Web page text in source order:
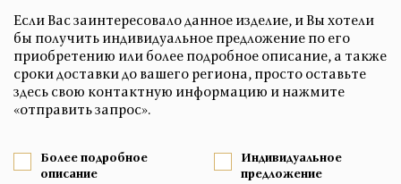
Если Вас заинтересовало данное изделие, и Вы хотели
бы получить индивидуальное предложение по его
приобретению или более подробное описание, а также
сроки доставки до вашего региона, просто оставьте
здесь свою контактную информацию и нажмите
«отправить запрос».
Более подробное
описание
Индивидуальное
предложение